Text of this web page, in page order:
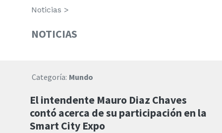
Noticias >
NOTICIAS
Categoría: Mundo
El intendente Mauro Diaz Chaves
contó acerca de su participación en la
Smart City Expo